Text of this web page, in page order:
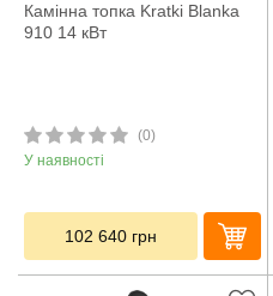
Камінна топка Kratki Blanka
910 14 кВт
(0)
У наявності
102 640 грн